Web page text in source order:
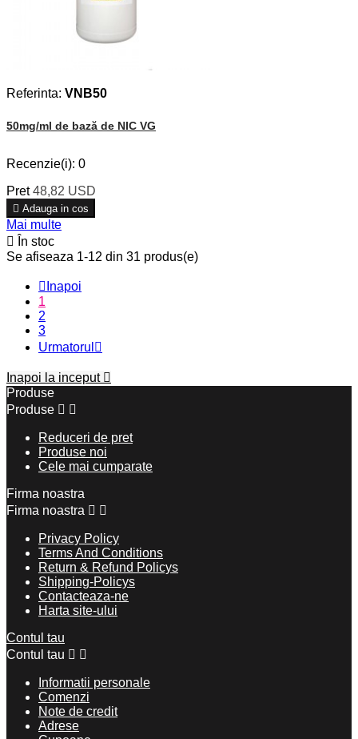
Referinta: VNB50
50mg/ml de bază de NIC VG
Recenzie(i): 0
Pret 48,82 USD
 Adauga in cos
Mai multe

În stoc
Se afiseaza 1-12 din 31 produs(e)
 Inapoi
1
2
3
Urmatorul 
Inapoi la inceput 
Produse
Produse  
Reduceri de pret
Produse noi
Cele mai cumparate
Firma noastra
Firma noastra  
Privacy Policy
Terms And Conditions
Return & Refund Policys
Shipping-Policys
Contacteaza-ne
Harta site-ului
Contul tau
Contul tau  
Informatii personale
Comenzi
Note de credit
Adrese